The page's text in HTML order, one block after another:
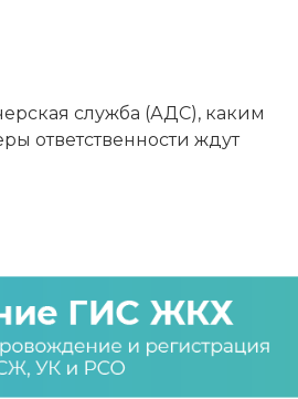
служба (АДС), каким
ответственности ждут